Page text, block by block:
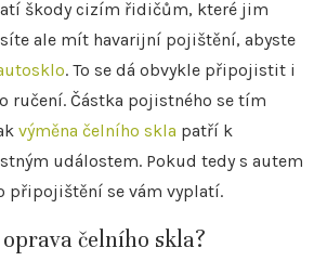
škody cizím řidičům, které jim
ale mít havarijní pojištění, abyste
. To se dá obvykle připojistit i
ručení. Částka pojistného se tím
výměna čelního skla patří k
událostem. Pokud tedy s autem
připojištění se vám vyplatí.
čelního skla?